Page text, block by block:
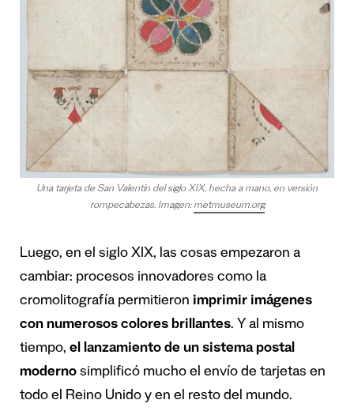
Una tarjeta de San Valentín del siglo XIX, hecha a mano, en versión
rompecabezas. Imagen: metmuseum.org
Luego, en el siglo XIX, las cosas empezaron a
cambiar: procesos innovadores como la
cromolitografía permitieron imprimir imágenes
con numerosos colores brillantes. Y al mismo
tiempo, el lanzamiento de un sistema postal
moderno simplificó mucho el envío de tarjetas en
todo el Reino Unido y en el resto del mundo.